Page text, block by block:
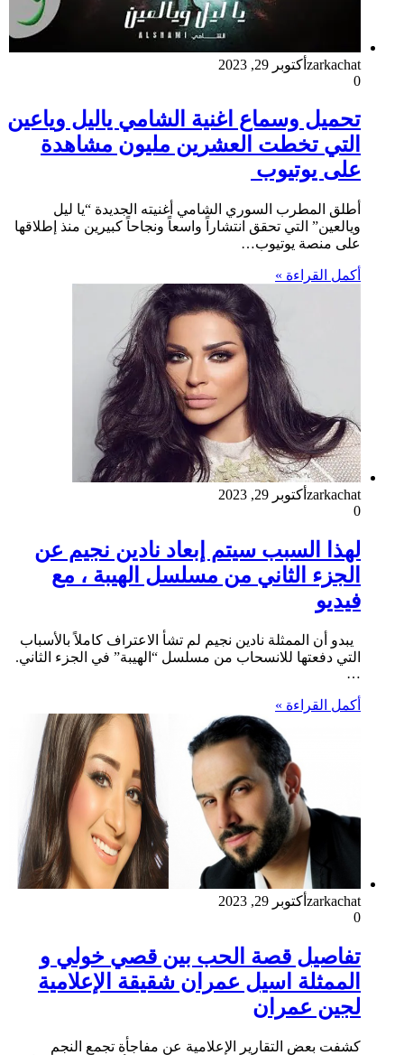
zarkachat أكتوبر 29, 2023
0
تحميل وسماع اغنية الشامي ياليل وياعين
التي تخطت العشرين مليون مشاهدة
على يوتيوب
أطلق المطرب السوري الشامي أغنيته الجديدة “يا ليل
ويالعين” التي تحقق انتشاراً واسعاً ونجاحاً كبيرين منذ إطلاقها
على منصة يوتيوب…
أكمل القراءة »
zarkachat أكتوبر 29, 2023
0
لهذا السبب سيتم إبعاد نادين نجيم عن
الجزء الثاني من مسلسل الهيبة ، مع
فيديو
يبدو أن الممثلة نادين نجيم لم تشأ الاعتراف كاملاً بالأسباب
التي دفعتها للانسحاب من مسلسل “الهيبة” في الجزء الثاني.
…
أكمل القراءة »
zarkachat أكتوبر 29, 2023
0
تفاصيل قصة الحب بين قصي خولي و
الممثلة اسيل عمران شقيقة الإعلامية
لجين عمران
كشفت بعض التقارير الإعلامية عن مفاجأة تجمع النجم